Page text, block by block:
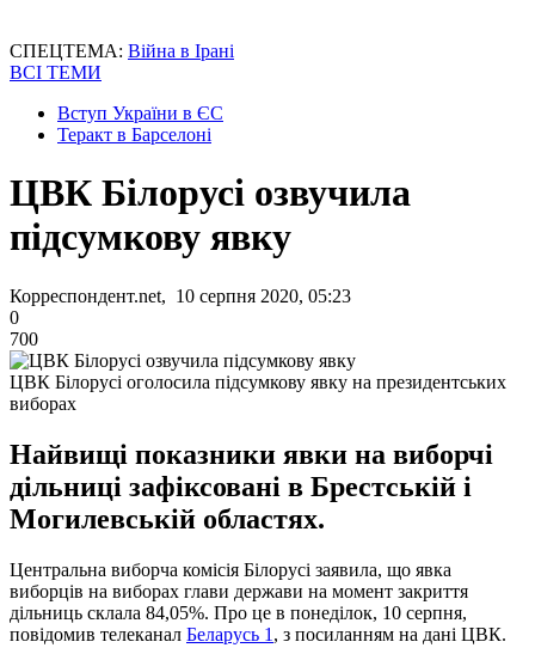
СПЕЦТЕМА: Війна в Ірані
ВСІ ТЕМИ
Вступ України в ЄС
Теракт в Барселоні
ЦВК Білорусі озвучила
підсумкову явку
Корреспондент.net, 10 серпня 2020, 05:23
0
700
ЦВК Білорусі оголосила підсумкову явку на президентських
виборах
Найвищі показники явки на виборчі
дільниці зафіксовані в Брестській і
Могилевській областях.
Центральна виборча комісія Білорусі заявила, що явка
виборців на виборах глави держави на момент закриття
дільниць склала 84,05%. Про це в понеділок, 10 серпня,
повідомив телеканал Беларусь 1 , з посиланням на дані ЦВК.